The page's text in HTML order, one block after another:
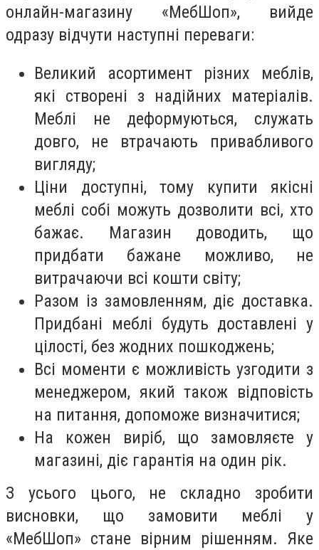
онлайн-магазину «МебШоп», вийде
одразу відчути наступні переваги:
Великий асортимент різних меблів,
які створені з надійних матеріалів.
Меблі не деформуються, служать
довго, не втрачають привабливого
вигляду;
Ціни доступні, тому купити якісні
меблі собі можуть дозволити всі, хто
бажає. Магазин доводить, що
придбати бажане можливо, не
витрачаючи всі кошти світу;
Разом із замовленням, діє доставка.
Придбані меблі будуть доставлені у
цілості, без жодних пошкоджень;
Всі моменти є можливість узгодити з
менеджером, який також відповість
на питання, допоможе визначитися;
На кожен виріб, що замовляєте у
магазині, діє гарантія на один рік.
З усього цього, не складно зробити
висновки, що замовити меблі у
«МебШоп» стане вірним рішенням. Яке